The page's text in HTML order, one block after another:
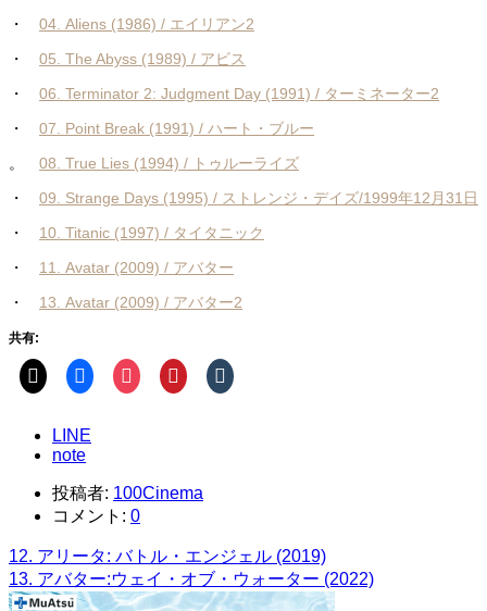
・ 04. Aliens (1986) / エイリアン2
・ 05. The Abyss (1989) / アビス
・ 06. Terminator 2: Judgment Day (1991) / ターミネーター2
・ 07. Point Break (1991) / ハート・ブルー
。 08. True Lies (1994) / トゥルーライズ
・ 09. Strange Days (1995) / ストレンジ・デイズ/1999年12月31日
・ 10. Titanic (1997) / タイタニック
・ 11. Avatar (2009) / アバター
・ 13. Avatar (2009) / アバター2
共有:
LINE
note
投稿者: 100Cinema
コメント: 0
12. アリータ: バトル・エンジェル (2019)
13. アバター:ウェイ・オブ・ウォーター (2022)